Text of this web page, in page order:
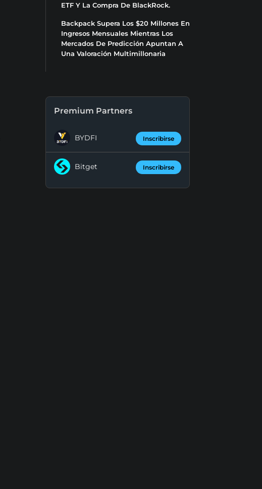
ETF Y La Compra De BlackRock.
Backpack Supera Los $20 Millones En
Ingresos Mensuales Mientras Los
Mercados De Predicción Apuntan A
Una Valoración Multimillonaria
Premium Partners
BYDFI Inscribirse
Bitget Inscribirse